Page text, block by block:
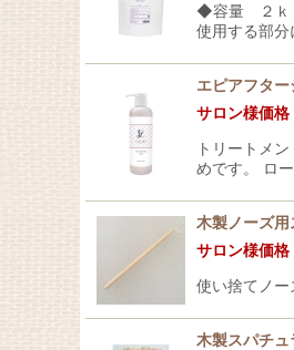
◆容量 ２ｋ
使用する部分
エピアフタ
サロン様価格
トリートメ
めです。 ロ
木製ノーズ
サロン様価格
使い捨てノ
木製スパチ